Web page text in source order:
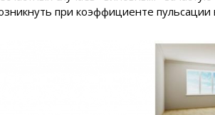
при коэффициенте пульсации